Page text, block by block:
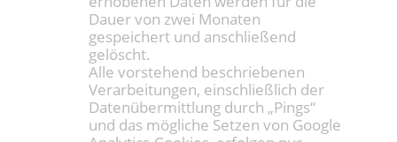
Dauer von zwei Monaten
gespeichert und anschließend
gelöscht.
Alle vorstehend beschriebenen
Verarbeitungen, einschließlich der
Datenübermittlung durch „Pings“
und das mögliche Setzen von Google